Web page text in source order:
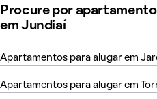
Procure por
em Jundiaí
Apartamentos para alugar em
Apartamentos para alugar em